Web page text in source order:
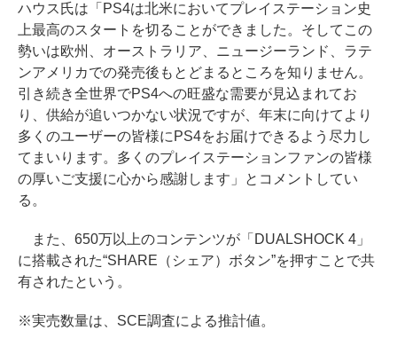
ハウス氏は「PS4は北米においてプレイステーション史
上最高のスタートを切ることができました。そしてこの
勢いは欧州、オーストラリア、ニュージーランド、ラテ
ンアメリカでの発売後もとどまるところを知りません。
引き続き全世界でPS4への旺盛な需要が見込まれてお
り、供給が追いつかない状況ですが、年末に向けてより
多くのユーザーの皆様にPS4をお届けできるよう尽力し
てまいります。多くのプレイステーションファンの皆様
の厚いご支援に心から感謝します」とコメントしてい
る。
また、650万以上のコンテンツが「DUALSHOCK 4」
に搭載された“SHARE（シェア）ボタン”を押すことで共
有されたという。
※実売数量は、SCE調査による推計値。